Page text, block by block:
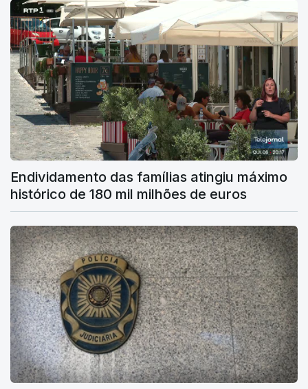
Endividamento das famílias atingiu máximo
histórico de 180 mil milhões de euros